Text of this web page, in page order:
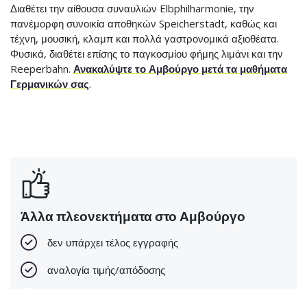
Διαθέτει την αίθουσα συναυλιών Elbphilharmonie, την
πανέμορφη συνοικία αποθηκών Speicherstadt, καθώς και
τέχνη, μουσική, κλαμπ και πολλά γαστρονομικά αξιοθέατα.
Φυσικά, διαθέτει επίσης το παγκοσμίου φήμης λιμάνι και την
Reeperbahn. Ανακαλύψτε το Αμβούργο μετά τα μαθήματα
Γερμανικών σας.
Άλλα πλεονεκτήματα στο Αμβούργο
δεν υπάρχει τέλος εγγραφής
αναλογία τιμής/απόδοσης